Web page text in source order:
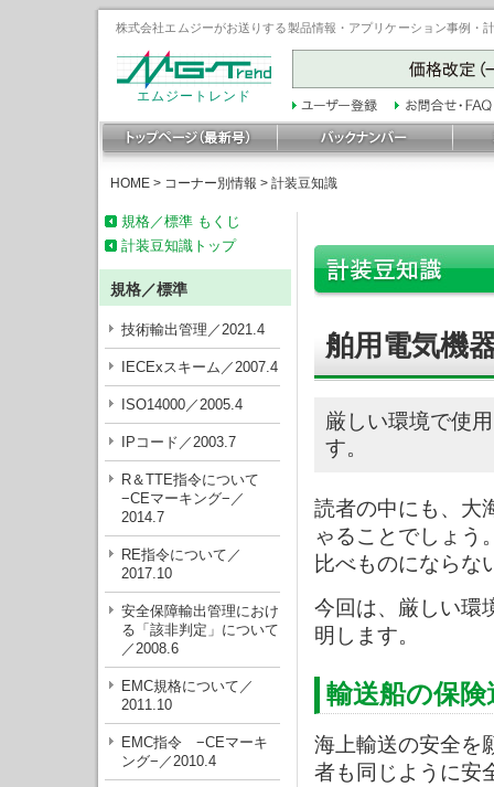
株式会社エムジーがお送りする製品情報・アプリケーション事例
エムジートレンド
HOME > コーナー別情報 > 計装豆知識
規格／標準 もくじ
計装豆知識トップ
規格／標準
技術輸出管理／2021.4
IECExスキーム／2007.4
ISO14000／2005.4
IPコード／2003.7
R＆TTE指令について
−CEマーキング−／
2014.7
RE指令について／
2017.10
安全保障輸出管理におけ
る「該非判定」について
／2008.6
EMC規格について／
2011.10
EMC指令 −CEマーキ
ング−／2010.4
舶用電気機
厳しい環境で使
す。
読者の中にも、大
ゃることでしょう
比べものにならな
今回は、厳しい環
明します。
輸送船の保険
海上輸送の安全を
者も同じように安